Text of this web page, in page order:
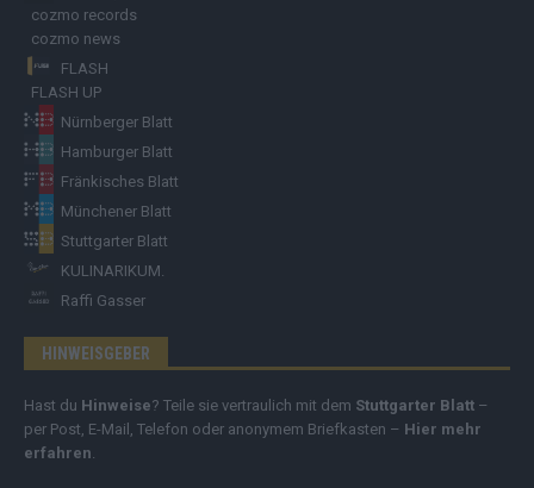
cozmo records
cozmo news
FLASH
FLASH UP
Nürnberger Blatt
Hamburger Blatt
Fränkisches Blatt
Münchener Blatt
Stuttgarter Blatt
KULINARIKUM.
Raffi Gasser
HINWEISGEBER
Hast du Hinweise? Teile sie vertraulich mit dem Stuttgarter Blatt –
per Post, E-Mail, Telefon oder anonymem Briefkasten – Hier mehr
erfahren